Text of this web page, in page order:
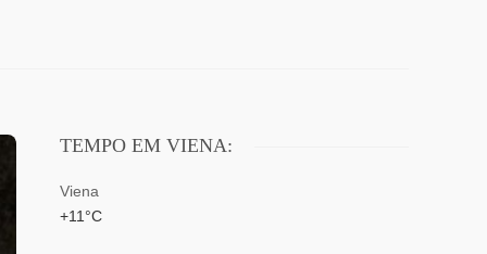
TEMPO EM VIENA:
Viena
+11°C